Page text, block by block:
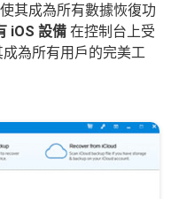
其成為所有數據恢復功
iOS 設備 在控制台上受
為所有用戶的完美工